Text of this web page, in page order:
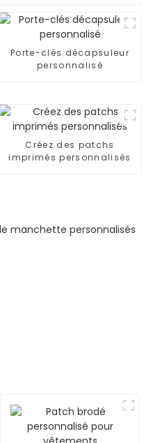
métalliques uniques et
personnalisés
Porte-clés décapsuleur
personnalisé
Créez des patchs
imprimés personnalisés